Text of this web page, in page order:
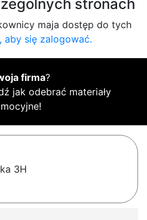
stronach
maja dostęp do tych
aby się zalogować.
firma?
jak odebrać materiały
3H